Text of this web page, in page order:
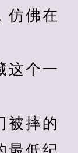
仿佛在
个一
摔的